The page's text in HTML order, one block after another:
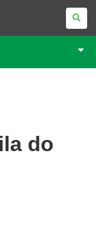
do